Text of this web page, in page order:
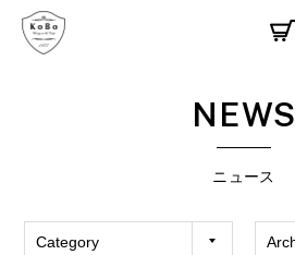
NEWS
ニュース